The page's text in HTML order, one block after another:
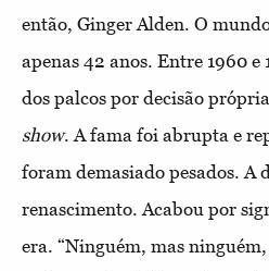
então, Ginger Alden. O
apenas 42 anos. Entre 1960 e
dos palcos por decisão
show. A fama foi abrupta e
foram demasiado pesados. A
renascimento. Acabou por
era. “Ninguém, mas